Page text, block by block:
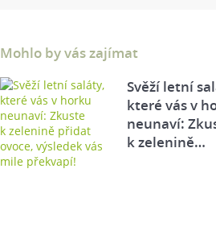
Mohlo by vás zajímat
Svěží letní
které vás v
neunaví:
k zelenině…